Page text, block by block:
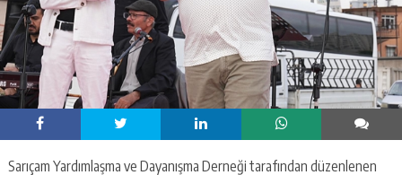
Sarıçam Yardımlaşma ve Dayanışma Derneği tarafından düzenlenen